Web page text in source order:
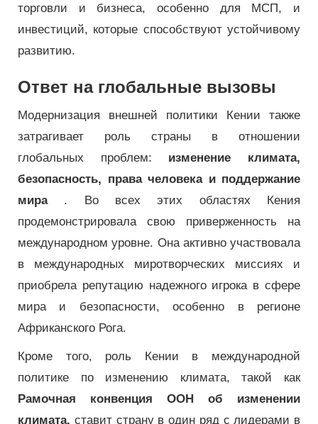
торговли и бизнеса, особенно для МСП, и
инвестиций, которые способствуют устойчивому
развитию.
Ответ на глобальные вызовы
Модернизация внешней политики Кении также
затрагивает роль страны в отношении
глобальных проблем: изменение климата,
безопасность, права человека и поддержание
мира. Во всех этих областях Кения
продемонстрировала свою приверженность на
международном уровне. Она активно участвовала
в международных миротворческих миссиях и
приобрела репутацию надежного игрока в сфере
мира и безопасности, особенно в регионе
Африканского Рога.
Кроме того, роль Кении в международной
политике по изменению климата, такой как
Рамочная конвенция ООН об изменении
климата, ставит страну в один ряд с лидерами в